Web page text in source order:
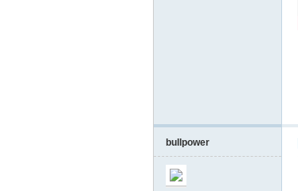
bullpower